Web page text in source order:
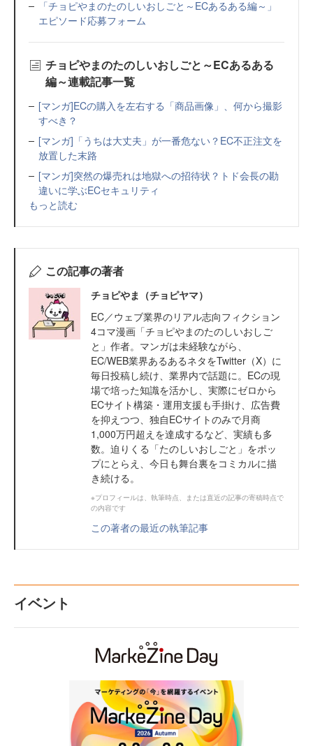
「チョピやまのたのしいおしごと～ECあるある編～」
エピソード応募フォーム
チョピやまのたのしいおしごと～ECあるある
編～連載記事一覧
[マンガ]ECの購入を左右する「商品画像」、何から撮影
すべき？
[マンガ]「うちは大丈夫」が一番危ない？EC不正注文を
放置した末路
[マンガ]突然の爆売れは地獄への招待状？トド会長の勘
違いに学ぶECセキュリティ
もっと読む
この記事の著者
チョピやま（チョピヤマ）
EC／ウェブ業界のリアル志向フィクション
4コマ漫画「チョピやまのたのしいおしご
と」作者。マンガは未経験ながら、
EC/WEB業界あるあるネタをTwitter（X）に
毎日投稿し続け、業界内で話題に。ECの現
場で培った知識を活かし、実際にゼロから
ECサイト構築・運用支援も手掛け、広告費
を抑えつつ、独自ECサイトのみで月商
1,000万円超えを達成するなど、実績も多
数。迫りくる「たのしいおしごと」をポッ
プにとらえ、今日も舞台裏をコミカルに描
き続ける。
※プロフィールは、執筆時点、または直近の記事の寄稿時点で
の内容です
この著者の最近の執筆記事
イベント